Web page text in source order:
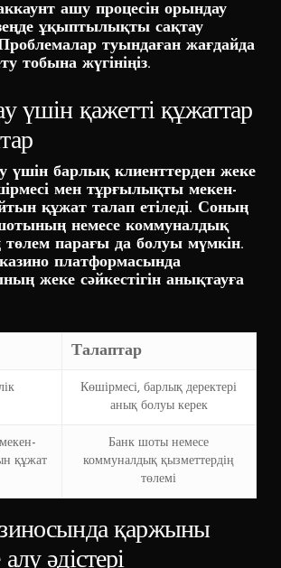
ашу процесін орындау
ұқыптылықты сақтау
туындаған жағдайда
тобына жүгініңіз.
үшін қажетті құжаттар
үшін барлық клиенттерден жеке
мен тұрғылықты мекен-
құжат талап етіледі. Соның
немесе коммуналдық
төлем парағы да болуы мүмкін.
платформасында
жеке сәйкестігін анықтауға
Талаптар
Көшірмесі, барлық деректері
анық болуы керек
құжат
Банк шоты немесе
коммуналдық қызметтердің
төлемі
қаржыны
әдістері